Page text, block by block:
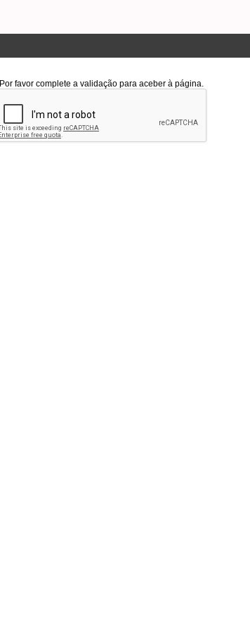
Por favor complete a validação para aceber à página.